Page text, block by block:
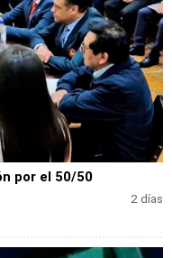
por el 50/50
2 días